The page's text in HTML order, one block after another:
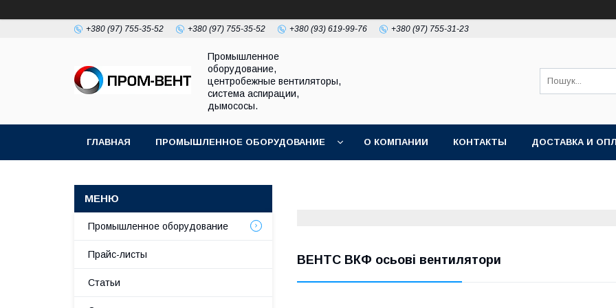
+380 (97) 755-35-52 +380 (97) 755-35-52 +380 (93) 619-99-76 +380 (97) 755-31-23
Промышленное
оборудование,
центробежные вентиляторы,
система аспирации,
дымососы.
ГЛАВНАЯ ПРОМЫШЛЕННОЕ ОБОРУДОВАНИЕ О КОМПАНИИ КОНТАКТЫ ДОСТАВКА И
ВЕНТС ВКФ осьові вентилятори
Промышленное оборудование
Прайс-листы
Статьи